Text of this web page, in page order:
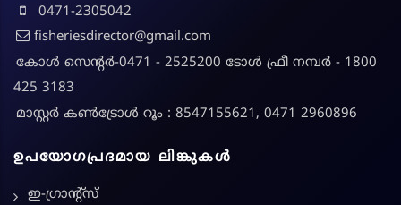
0471-2305042
fisheriesdirector@gmail.com
കോൾ സെന്റർ-0471 - 2525200 ടോൾ ഫ്രീ നമ്പർ - 1800
425 3183
മാസ്റ്റർ കൺട്രോൾ റൂം : 8547155621, 0471 2960896
ഉപയോഗപ്രദമായ ലിങ്കുകൾ
ഇ-ഗ്രാന്റ്സ്